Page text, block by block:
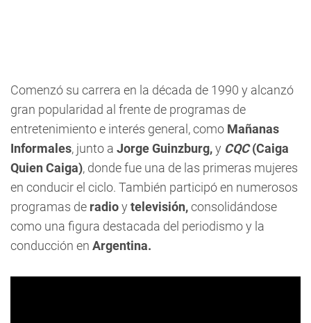
Comenzó su carrera en la década de 1990 y alcanzó
gran popularidad al frente de programas de
entretenimiento e interés general, como Mañanas
Informales, junto a Jorge Guinzburg,y CQC(Caiga
Quien Caiga), donde fue una de las primeras mujeres
en conducir el ciclo. También participó en numerosos
programas de radioy televisión,consolidándose
como una figura destacada del periodismo y la
conducción en Argentina.